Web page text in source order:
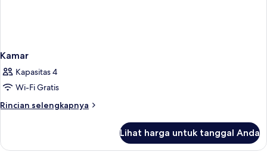
Kamar
Kapasitas 4
Wi-Fi Gratis
Rincian selengkapnya
Rincian
Kamar
Lihat harga untuk tanggal Anda